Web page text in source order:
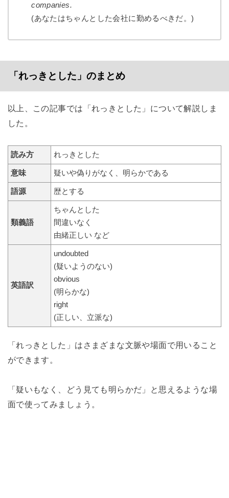
companies.
(あなたはちゃんとした会社に勤めるべきだ。)
「れっきとした」のまとめ
以上、この記事では「れっきとした」について解説しま
した。
読み方 れっきとした
意味 疑いや偽りがなく、明らかである
語源 歴とする
類義語
ちゃんとした
間違いなく
由緒正しい など
英語訳
undoubted
(疑いようのない)
obvious
(明らかな)
right
(正しい、立派な)
「れっきとした」はさまざまな文脈や場面で用いること
ができます。
「疑いもなく、どう見ても明らかだ」と思えるような場
面で使ってみましょう。